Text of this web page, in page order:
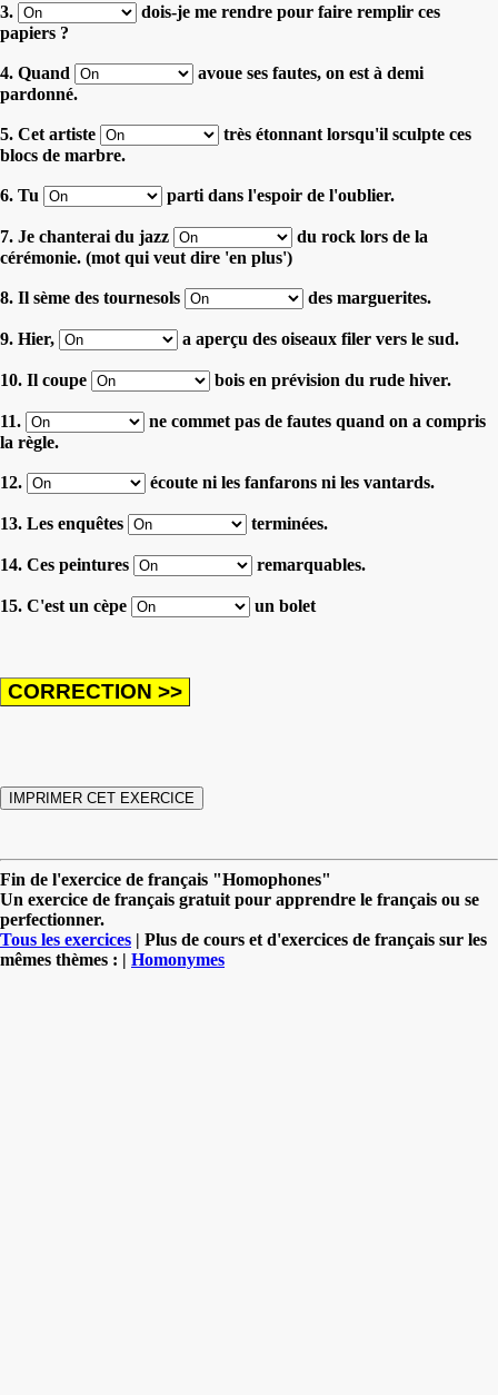
3.
dois-je me rendre pour faire remplir ces
papiers ?
4. Quand
avoue ses fautes, on est à demi
pardonné.
5. Cet artiste
très étonnant lorsqu'il sculpte ces
blocs de marbre.
6. Tu parti dans l'espoir de l'oublier.
7. Je chanterai du jazz
du rock lors de la
cérémonie. (mot qui veut dire 'en plus')
8. Il sème des tournesols des marguerites.
9. Hier, a aperçu des oiseaux filer vers le sud.
10. Il coupe bois en prévision du rude hiver.
11.
ne commet pas de fautes quand on a compris
la règle.
12. écoute ni les fanfarons ni les vantards.
13. Les enquêtes terminées.
14. Ces peintures remarquables.
15. C'est un cèpe un bolet
Fin de l'exercice de français "Homophones"
Un exercice de français gratuit pour apprendre le français ou se
perfectionner.
Tous les exercices | Plus de cours et d'exercices de français sur les
mêmes thèmes : | Homonymes